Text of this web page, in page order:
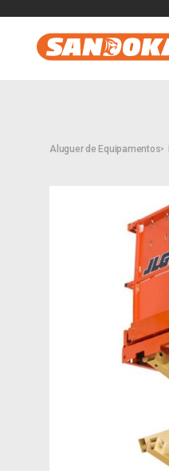
Aluguer de Equipamentos